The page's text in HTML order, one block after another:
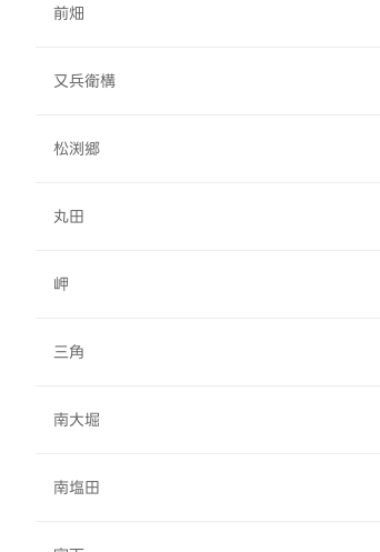
前畑
又兵衛構
松渕郷
丸田
岬
三角
南大堀
南塩田